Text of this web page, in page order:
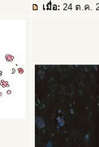
เมื่อ: 24 ต.ค.